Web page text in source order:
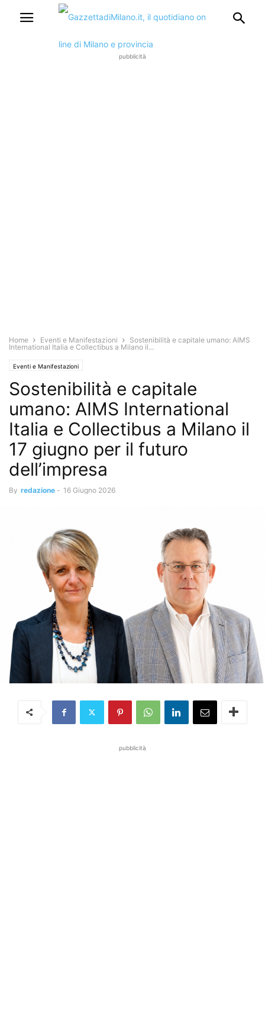
pubblicità
Home Eventi e Manifestazioni
Sostenibilità e capitale umano: AIMS
International Italia e Collectibus a Milano il...
Eventi e Manifestazioni
Sostenibilità e capitale
umano: AIMS International
Italia e Collectibus a Milano il
17 giugno per il futuro
dell’impresa
By redazione - 16 Giugno 2026
pubblicità